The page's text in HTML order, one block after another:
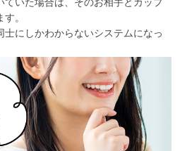
ていた場合は、そのお相手とカップ
。
士にしかわからないシステムになっ